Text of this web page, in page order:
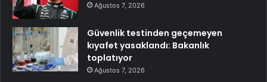
Ağustos 7, 2026
Güvenlik testinden geçemeyen
kıyafet yasaklandı: Bakanlık
toplatıyor
Ağustos 7, 2026